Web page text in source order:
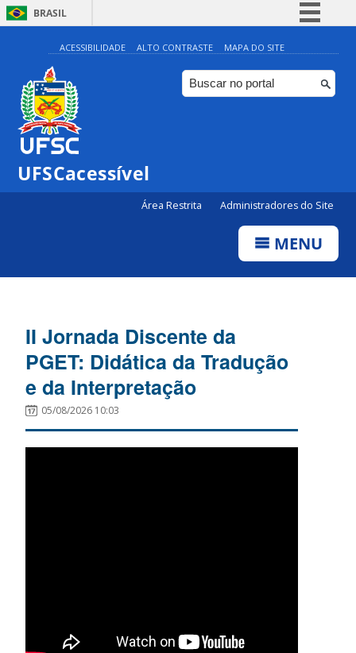
BRASIL
Simplifique!
Comunica BR
Participe
ACESSIBILIDADE ALTO CONTRASTE MAPA DO SITE
UFSCacessível
Área Restrita Administradores do Site
MENU
II Jornada Discente da
PGET: Didática da Tradução
e da Interpretação
05/08/2026 10:03